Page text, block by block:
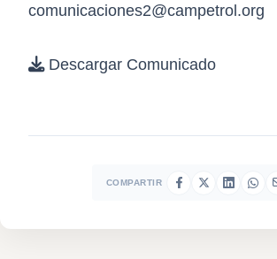
comunicaciones2@campetrol.org
Descargar Comunicado
COMPARTIR